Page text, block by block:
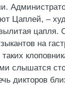
Цаплей, –
цапля.
на
слышатся
дикторов